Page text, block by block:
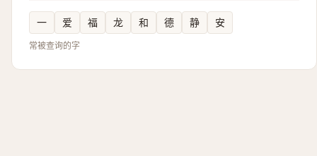
一 爱 福 龙 和 德 静 安
常被查询的字